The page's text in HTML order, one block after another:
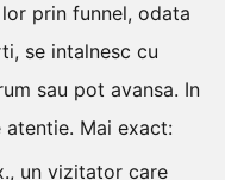
prin funnel, odata
se intalnesc cu
sau pot avansa. In
atentie. Mai exact:
un vizitator care